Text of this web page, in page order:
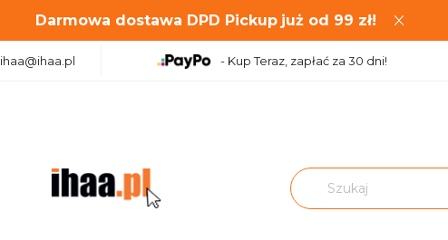
Darmowa dostawa DPD Pickup już od 99 zł!
ihaa@ihaa.pl - Kup Teraz, zapłać za 30 dni!